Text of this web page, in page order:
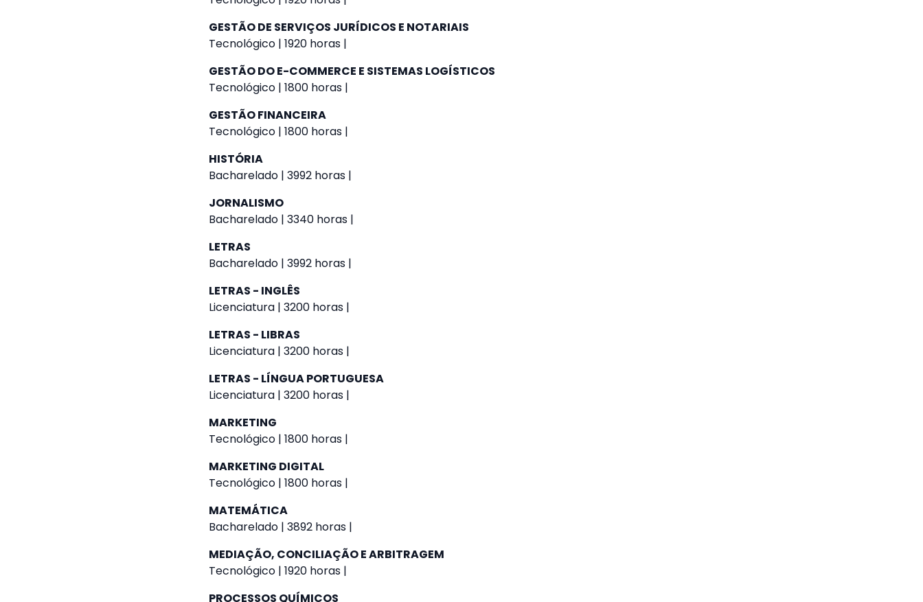
GESTÃO DE SERVIÇOS JURÍDICOS E NOTARIAIS
Tecnológico | 1920 horas |
GESTÃO DO E-COMMERCE E SISTEMAS LOGÍSTICOS
Tecnológico | 1800 horas |
GESTÃO FINANCEIRA
Tecnológico | 1800 horas |
HISTÓRIA
Bacharelado | 3992 horas |
JORNALISMO
Bacharelado | 3340 horas |
LETRAS
Bacharelado | 3992 horas |
LETRAS - INGLÊS
Licenciatura | 3200 horas |
LETRAS - LIBRAS
Licenciatura | 3200 horas |
LETRAS - LÍNGUA PORTUGUESA
Licenciatura | 3200 horas |
MARKETING
Tecnológico | 1800 horas |
MARKETING DIGITAL
Tecnológico | 1800 horas |
MATEMÁTICA
Bacharelado | 3892 horas |
MEDIAÇÃO, CONCILIAÇÃO E ARBITRAGEM
Tecnológico | 1920 horas |
PROCESSOS QUÍMICOS